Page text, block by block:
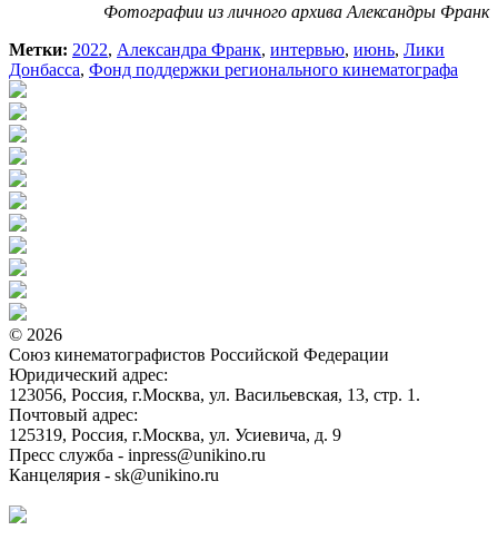
Фотографии из личного архива Александры Франк
Метки: 2022, Александра Франк, интервью, июнь, Лики
Донбасса, Фонд поддержки регионального кинематографа
© 2026
Союз кинематографистов Российской Федерации
Юридический адрес:
123056, Россия, г.Москва, ул. Васильевская, 13, стр. 1.
Почтовый адрес:
125319, Россия, г.Москва, ул. Усиевича, д. 9
Пресс служба - inpress@unikino.ru
Канцелярия - sk@unikino.ru